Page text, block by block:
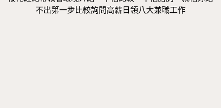
不出第一步比較詢問高薪日領八大兼職工作